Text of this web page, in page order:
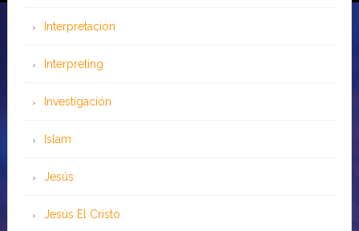
Interpretación
Interpreting
Investigación
Islam
Jesús
Jesús El Cristo